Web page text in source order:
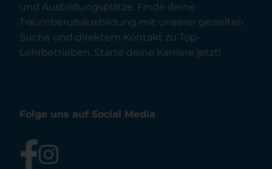
und Ausbildungsplätze. Finde deine
Traumberufsausbildung mit unserer gezielten
Suche und direktem Kontakt zu Top-
Lehrbetrieben. Starte deine Karriere jetzt!
Folge uns auf Social Media